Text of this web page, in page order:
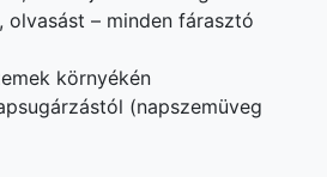
olvasást – minden fárasztó
környékén
(napszemüveg